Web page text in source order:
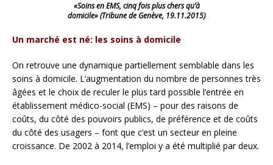
«Soins en EMS, cinq fois plus chers qu’à
domicile» (Tribune de Genève, 19.11.2015)
Un marché est né: les soins à domicile
On retrouve une dynamique partiellement semblable dans les
soins à domicile. L’augmentation du nombre de personnes très
âgées et le choix de reculer le plus tard possible l’entrée en
établissement médico-social (EMS) – pour des raisons de
coûts, du côté des pouvoirs publics, de préférence et de coûts
du côté des usagers – font que c’est un secteur en pleine
croissance. De 2002 à 2014, l’emploi y a été multiplié par deux.